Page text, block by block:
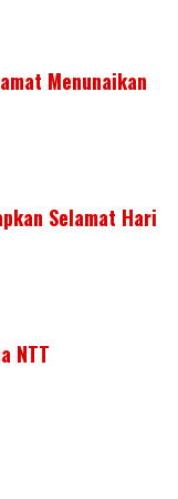
Menunaikan
Selamat Hari
NTT